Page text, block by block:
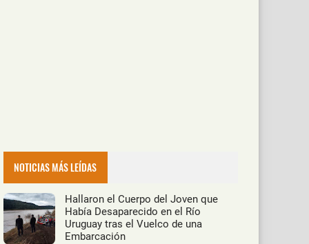
NOTICIAS MÁS LEÍDAS
Hallaron el Cuerpo del Joven que
Había Desaparecido en el Río
Uruguay tras el Vuelco de una
Embarcación